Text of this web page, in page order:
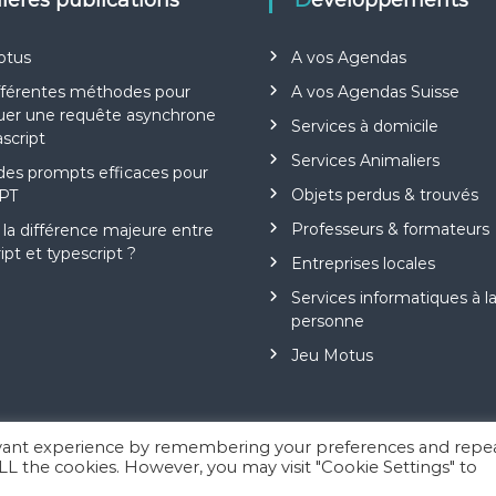
méthodes pour
une requête asynchrone
prompts efficaces pour
la différence majeure entre
et typescript ?
A vos Agendas
A vos Agendas Suisse
Services à domicile
Services Animaliers
Objets perdus & trouvés
Professeurs & formateurs
Entreprises locales
Services informatiques à la
personne
Jeu Motus
WordPress
experience by remembering your preferences and
the cookies. However, you may visit "Cookie Settings" to